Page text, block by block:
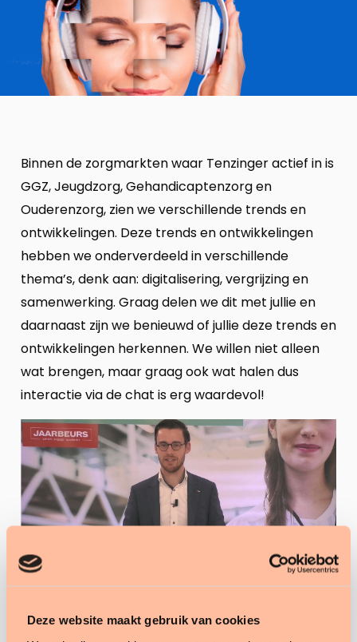
Deze website maakt gebruik van cookies
Binnen de zorgmarkten waar Tenzinger actief in is
GGZ, Jeugdzorg, Gehandicaptenzorg en
Ouderenzorg, zien we verschillende trends en
ontwikkelingen. Deze trends en ontwikkelingen
hebben we onderverdeeld in verschillende
thema’s, denk aan: digitalisering, vergrijzing en
samenwerking. Graag delen we dit met jullie en
daarnaast zijn we benieuwd of jullie deze trends en
ontwikkelingen herkennen. We willen niet alleen
wat brengen, maar graag ook wat halen dus
interactie via de chat is erg waardevol!